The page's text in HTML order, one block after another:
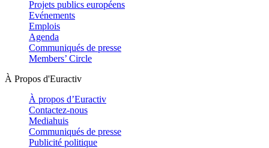
Projets publics européens
Evénements
Emplois
Agenda
Communiqués de presse
Members’ Circle
À Propos d'Euractiv
À propos d’Euractiv
Contactez-nous
Mediahuis
Communiqués de presse
Publicité politique